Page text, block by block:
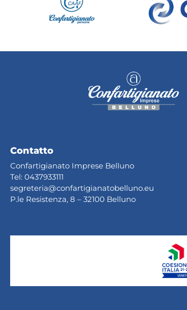
Contatto
Confartigianato Imprese Belluno
Tel: 0437933111
segreteria@confartigianatobelluno.eu
P.le Resistenza, 8 – 32100 Belluno